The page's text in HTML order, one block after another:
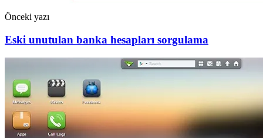
Önceki yazı
Eski unutulan banka hesapları sorgulama